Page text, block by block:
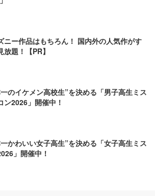
ニー作品はもちろん！ 国内外の人気作がす
放題！【PR】
のイケメン高校生”を決める「男子高生ミス
ン2026」開催中！
かわいい女子高生”を決める「女子高生ミス
」開催中！